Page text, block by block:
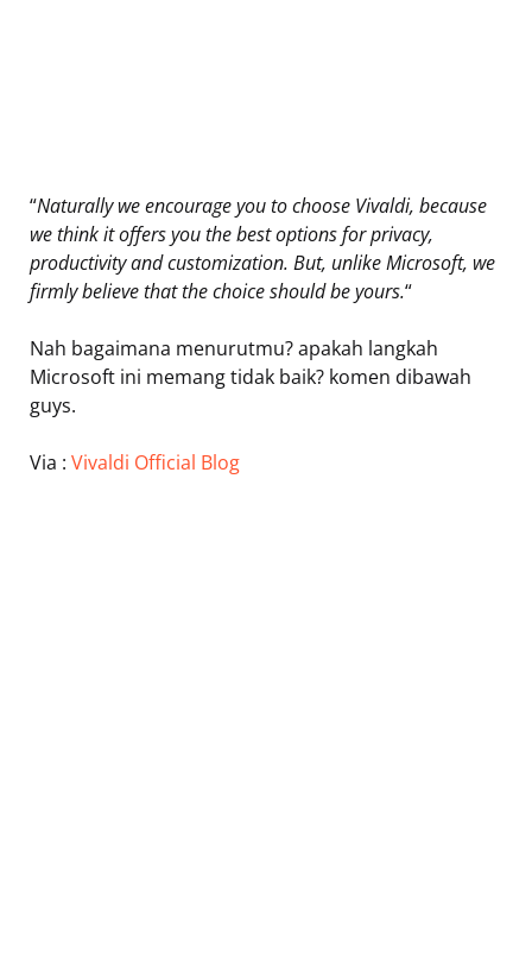
“Naturally we encourage you to choose Vivaldi, because
we think it offers you the best options for privacy,
productivity and customization. But, unlike Microsoft, we
firmly believe that the choice should be yours.“
Nah bagaimana menurutmu? apakah langkah
Microsoft ini memang tidak baik? komen dibawah
guys.
Via : Vivaldi Official Blog